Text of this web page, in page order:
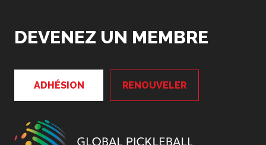
DEVENEZ UN MEMBRE
ADHÉSION RENOUVELER